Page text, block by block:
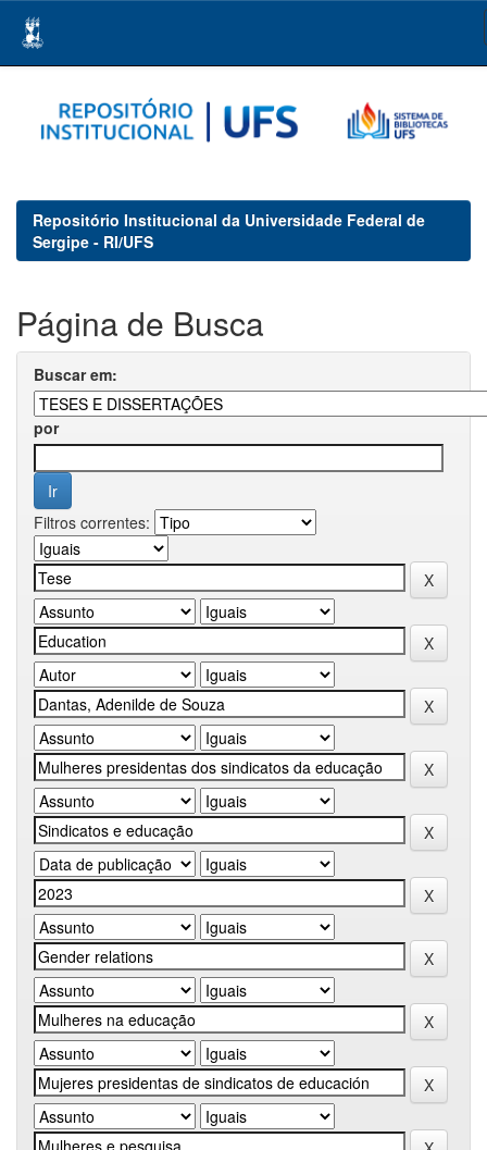
navigation
Repositório Institucional da Universidade Federal de
Sergipe - RI/UFS
Página de Busca
Buscar em:
por
Filtros correntes: